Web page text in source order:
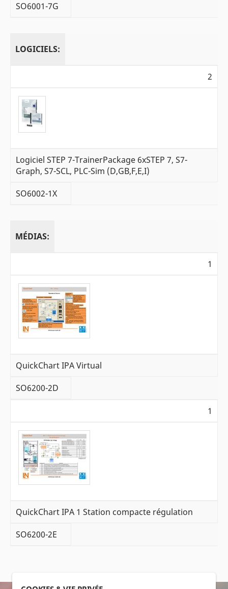
SO6001-7G
LOGICIELS:
2
Logiciel STEP 7-TrainerPackage 6xSTEP 7, S7-
Graph, S7-SCL, PLC-Sim (D,GB,F,E,I)
SO6002-1X
MÉDIAS:
1
QuickChart IPA Virtual
SO6200-2D
1
QuickChart IPA 1 Station compacte régulation
SO6200-2E